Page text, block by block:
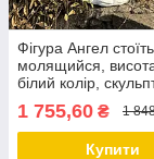
Фігура Ангел стоїть
молящийся,
білий колір,
полістоуну
1 755,60 ₴ 1
Купити